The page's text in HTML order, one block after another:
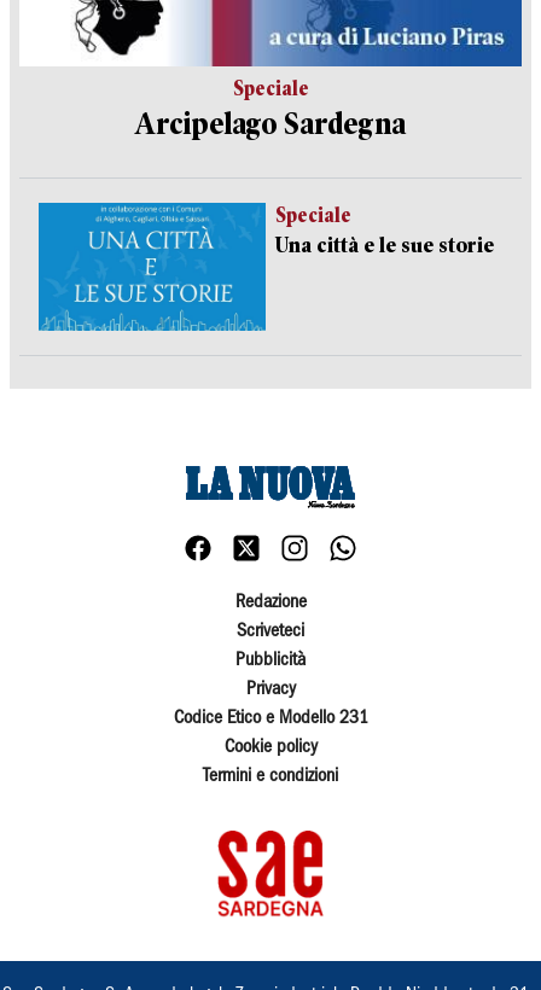
Speciale
Arcipelago Sardegna
Speciale
Una città e le sue storie
Redazione
Scriveteci
Pubblicità
Privacy
Codice Etico e Modello 231
Cookie policy
Termini e condizioni